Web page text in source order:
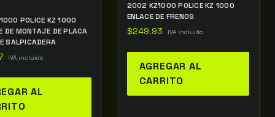
POLICE KZ 1000
DE MONTAJE DE PLACA
SALPICADERA
IVA incluido
AL
2002 KZ1000 POLICE KZ 1000
ENLACE DE FRENOS
$249.93 IVA incluido
AGREGAR AL
CARRITO